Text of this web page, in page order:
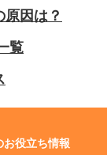
因は？
覧
お役立ち情報